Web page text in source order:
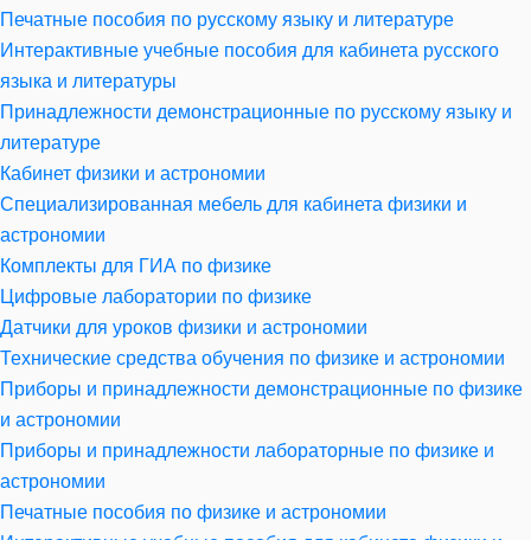
Печатные пособия по русскому языку и литературе
Интерактивные учебные пособия для кабинета русского
языка и литературы
Принадлежности демонстрационные по русскому языку и
литературе
Кабинет физики и астрономии
Специализированная мебель для кабинета физики и
астрономии
Комплекты для ГИА по физике
Цифровые лаборатории по физике
Датчики для уроков физики и астрономии
Технические средства обучения по физике и астрономии
Приборы и принадлежности демонстрационные по физике
и астрономии
Приборы и принадлежности лабораторные по физике и
астрономии
Печатные пособия по физике и астрономии